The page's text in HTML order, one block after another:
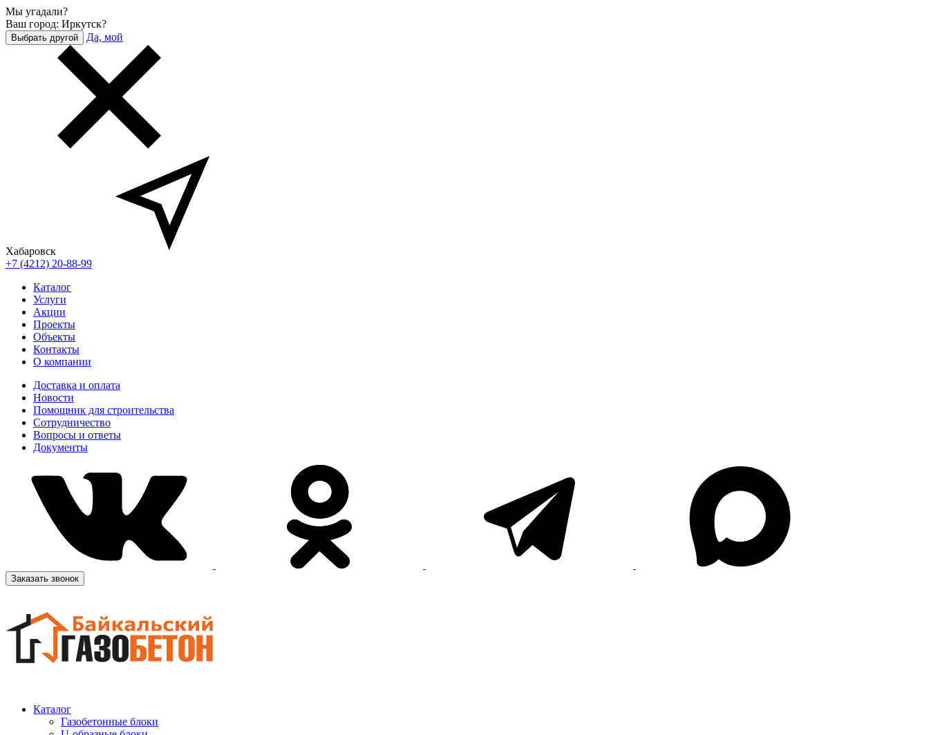
Мы угадали?
Ваш город: Иркутск?
Выбрать другой Да, мой
Хабаровск
+7 (4212) 20-88-99
Каталог
Услуги
Акции
Проекты
Объекты
Контакты
О компании
Доставка и оплата
Новости
Помощник для строительства
Сотрудничество
Вопросы и ответы
Документы
Заказать звонок
Каталог
Газобетонные блоки